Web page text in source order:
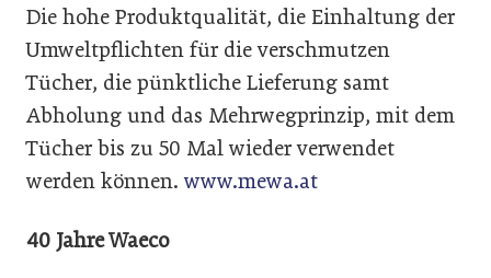
Die hohe Produktqualität, die Einhaltung der
Umweltpflichten für die verschmutzen
Tücher, die pünktliche Lieferung samt
Abholung und das Mehrwegprinzip, mit dem
Tücher bis zu 50 Mal wieder verwendet
werden können.www.mewa.at
40 Jahre Waeco